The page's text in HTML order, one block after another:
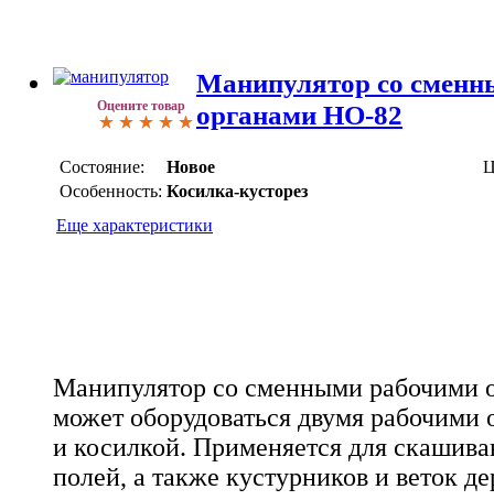
Оцените товар
Манипулятор со
органами НО-82
Состояние:
Новое
Особенность: Косилка-кусторез
Еще характеристики
Манипулятор со сменными рабочими
может оборудоваться двумя рабочими
и косилкой. Применяется для
полей, а также кустурников и веток